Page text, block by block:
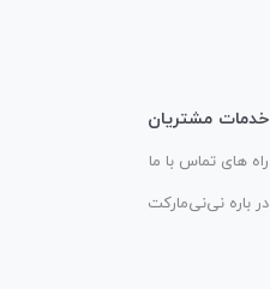
خدمات مشتریان
راه های تماس با ما
در باره نی‌نی‌مارکت